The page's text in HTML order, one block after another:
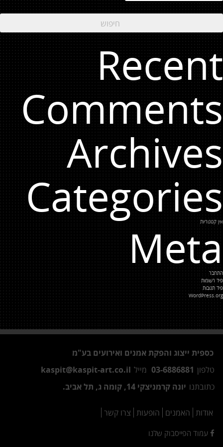
Recent
Comments
Archives
Categories
אין קטגוריות
Meta
התחבר
פיד רשומות
פיד תגובות
WordPress.org
כספית ייצוג והפקת אמנים ואירועים בע"מ
טלפון 03-6886881 מייל kaspit@kaspit-art.co.il
כתובתנו יונה קרמניצקי 14, קומה ג, תל אביב.
אודות האמנים הופעות צרו קשר
עמוד הפייסבוק שלנו